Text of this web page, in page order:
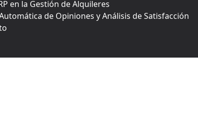
en la Gestión de Alquileres
de Opiniones y Análisis de Satisfacción